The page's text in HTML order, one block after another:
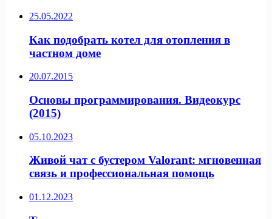
25.05.2022
Как подобрать котел для отопления в
частном доме
20.07.2015
Основы программирования. Видеокурс
(2015)
05.10.2023
Живой чат с бустером Valorant: мгновенная
связь и профессиональная помощь
01.12.2023